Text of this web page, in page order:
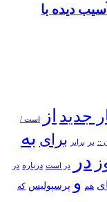
دیده با
جدید از است /
:: بر برابر برای به
در در است درباره در
هم و پرسپولیس که